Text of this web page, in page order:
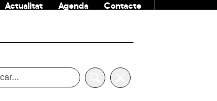
Actualitat Agenda
Contacte